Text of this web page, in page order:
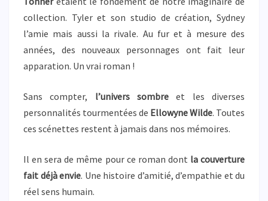
collection. Tyler et son studio de création, Sydney
l’amie mais aussi la rivale. Au fur et à mesure des
années, des nouveaux personnages ont fait leur
apparation. Un vrai roman !
Sans compter, l’univers sombre et les diverses
personnalités tourmentées de Ellowyne Wilde. Toutes
ces scénettes restent à jamais dans nos mémoires.
Il en sera de même pour ce roman dont la couverture
fait déjà envie. Une histoire d’amitié, d’empathie et du
réel sens humain.